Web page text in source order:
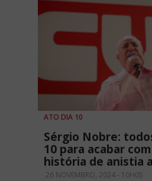
ATO DIA 10
Sérgio Nobre:
10 para acabar
história de anistia
26 NOVEMBRO, 2024 - 10H05